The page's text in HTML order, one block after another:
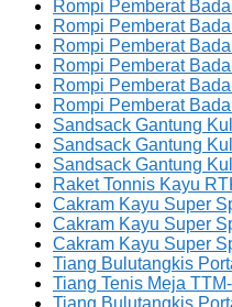
Rompi Pemberat
Rompi Pemberat
Rompi Pemberat
Rompi Pemberat
Rompi Pemberat
Rompi Pemberat
Sandsack Gantung
Sandsack Gantung
Sandsack Gantung
Raket Tonnis Kayu
Cakram Kayu Super
Cakram Kayu Super
Cakram Kayu Super
Tiang Bulutangkis
Tiang Tenis Meja